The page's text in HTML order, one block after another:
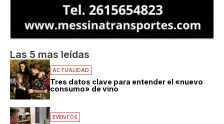
Las 5 mas leídas
ACTUALIDAD
Tres datos clave para entender el «nuevo
consumo» de vino
EVENTOS